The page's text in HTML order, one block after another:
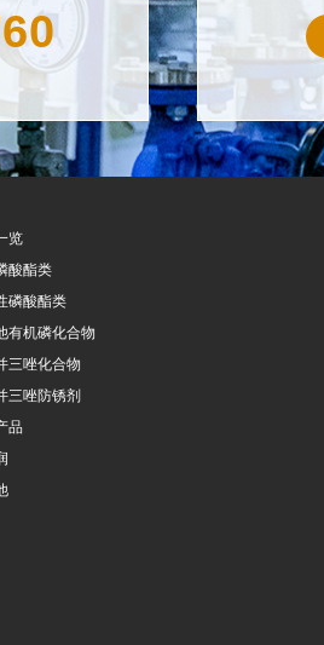
览
酸酯类
磷酸酯类
有机磷化合物
三唑化合物
三唑防锈剂
品